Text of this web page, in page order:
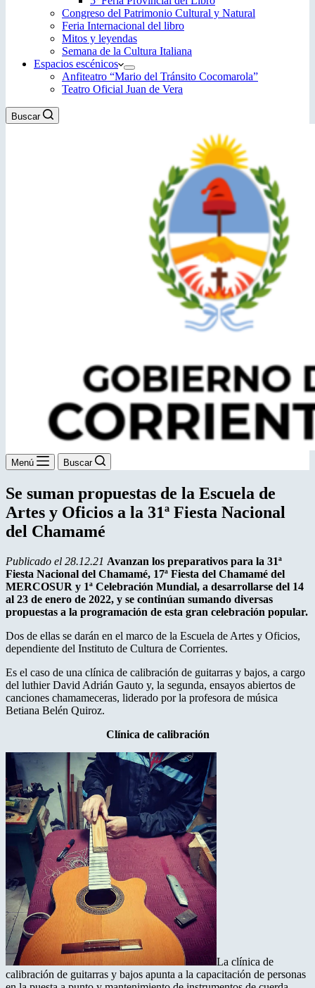
Congreso del Patrimonio Cultural y Natural
Feria Internacional del libro
Mitos y leyendas
Semana de la Cultura Italiana
Espacios escénicos
Anfiteatro “Mario del Tránsito Cocomarola”
Teatro Oficial Juan de Vera
Buscar
Menú Buscar
Se suman propuestas de la Escuela de
Artes y Oficios a la 31ª Fiesta Nacional
del Chamamé
Publicado el 28.12.21 Avanzan los preparativos para la 31ª
Fiesta Nacional del Chamamé, 17ª Fiesta del Chamamé del
MERCOSUR y 1ª Celebración Mundial, a desarrollarse del 14
al 23 de enero de 2022, y se continúan sumando diversas
propuestas a la programación de esta gran celebración popular.
Dos de ellas se darán en el marco de la Escuela de Artes y Oficios,
dependiente del Instituto de Cultura de Corrientes.
Es el caso de una clínica de calibración de guitarras y bajos, a cargo
del luthier David Adrián Gauto y, la segunda, ensayos abiertos de
canciones chamameceras, liderado por la profesora de música
Betiana Belén Quiroz.
Clínica de calibración
La clínica de
calibración de guitarras y bajos apunta a la capacitación de personas